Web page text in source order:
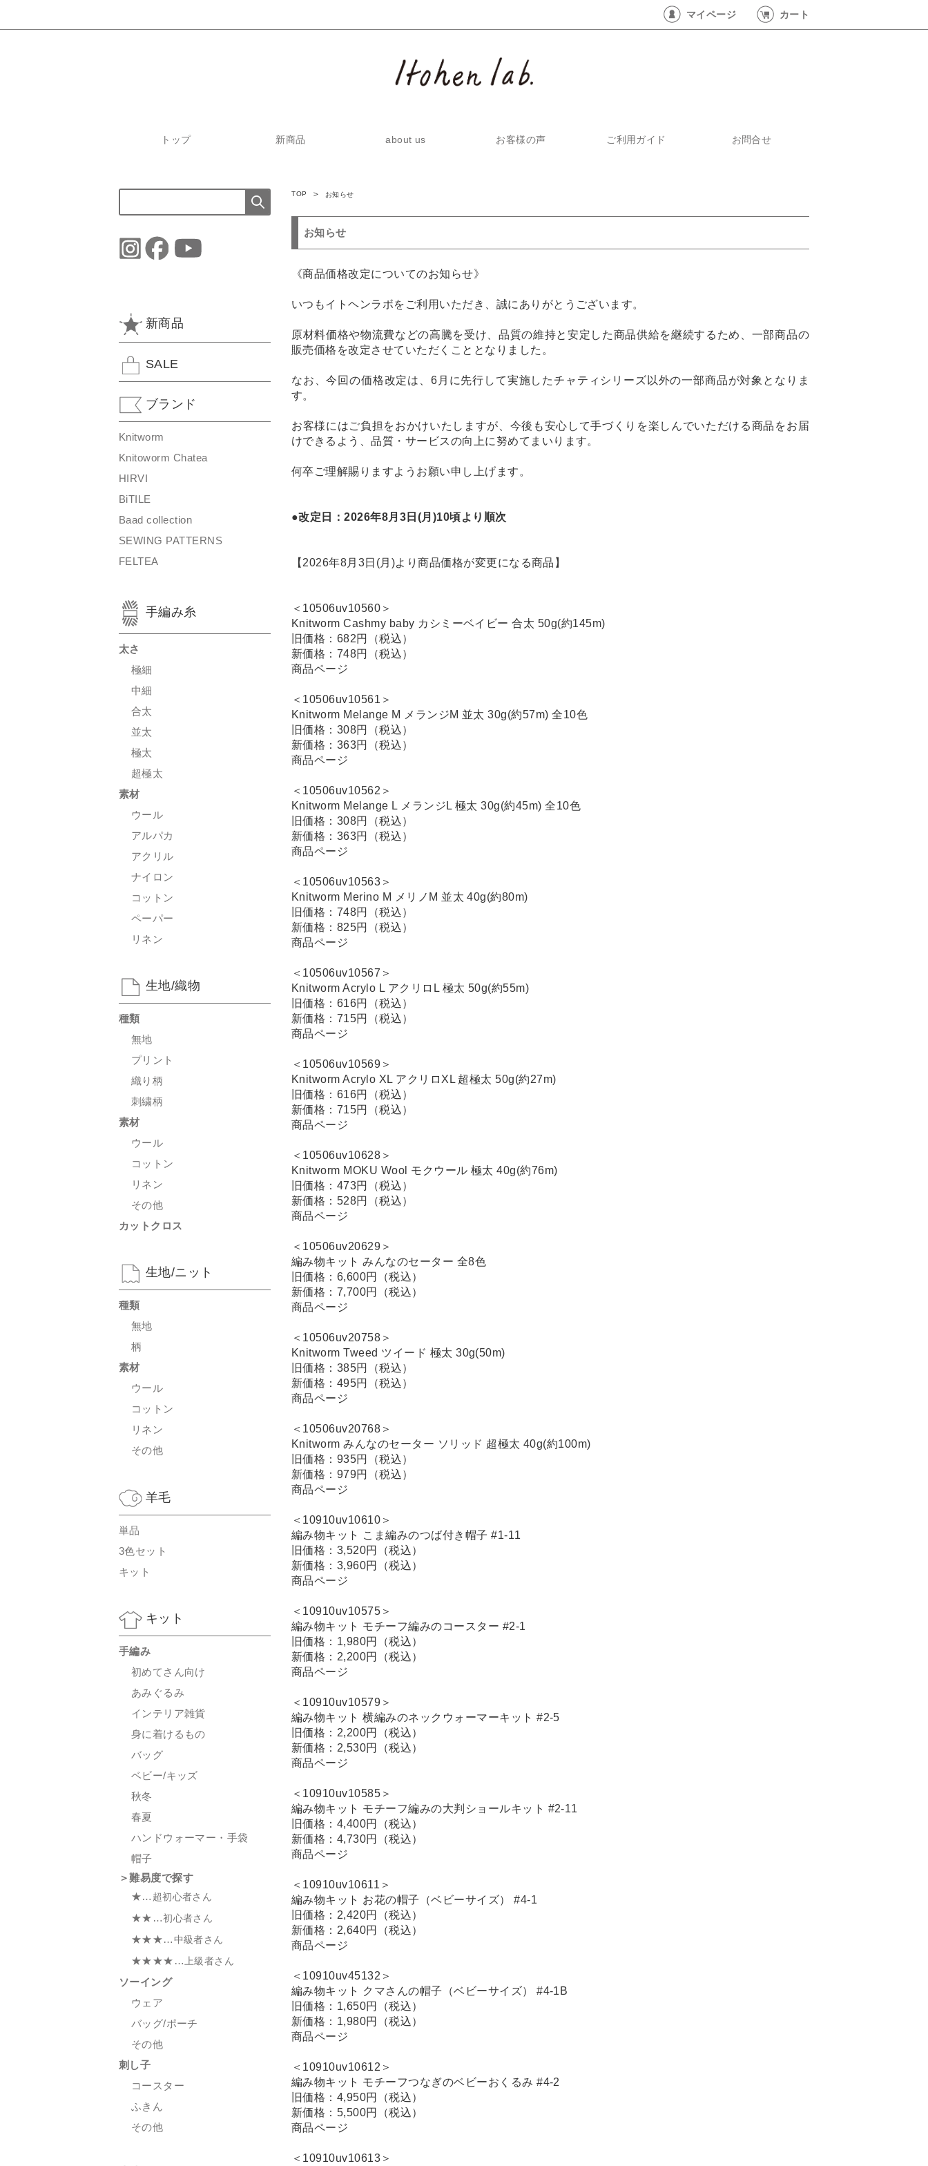
マイページ カート
トップ 新商品 about us お客様の声 ご利用ガイド お問合せ
TOP お知らせ
お知らせ
《商品価格改定についてのお知らせ》
いつもイトヘンラボをご利用いただき、誠にありがとうございます。
原材料価格や物流費などの高騰を受け、品質の維持と安定した商品供給を継続するため、一部商品の
販売価格を改定させていただくこととなりました。
なお、今回の価格改定は、6月に先行して実施したチャティシリーズ以外の一部商品が対象となりま
す。
お客様にはご負担をおかけいたしますが、今後も安心して手づくりを楽しんでいただける商品をお届
けできるよう、品質・サービスの向上に努めてまいります。
何卒ご理解賜りますようお願い申し上げます。
●改定日：2026年8月3日(月)10頃より順次
【2026年8月3日(月)より商品価格が変更になる商品】
＜10506uv10560＞
Knitworm Cashmy baby カシミーベイビー 合太 50g(約145m)
旧価格：682円（税込）
新価格：748円（税込）
商品ページ
＜10506uv10561＞
Knitworm Melange M メランジM 並太 30g(約57m) 全10色
旧価格：308円（税込）
新価格：363円（税込）
商品ページ
＜10506uv10562＞
Knitworm Melange L メランジL 極太 30g(約45m) 全10色
旧価格：308円（税込）
新価格：363円（税込）
商品ページ
＜10506uv10563＞
Knitworm Merino M メリノM 並太 40g(約80m)
旧価格：748円（税込）
新価格：825円（税込）
商品ページ
＜10506uv10567＞
Knitworm Acrylo L アクリロL 極太 50g(約55m)
旧価格：616円（税込）
新価格：715円（税込）
商品ページ
＜10506uv10569＞
Knitworm Acrylo XL アクリロXL 超極太 50g(約27m)
旧価格：616円（税込）
新価格：715円（税込）
商品ページ
＜10506uv10628＞
Knitworm MOKU Wool モクウール 極太 40g(約76m)
旧価格：473円（税込）
新価格：528円（税込）
商品ページ
＜10506uv20629＞
編み物キット みんなのセーター 全8色
旧価格：6,600円（税込）
新価格：7,700円（税込）
商品ページ
＜10506uv20758＞
Knitworm Tweed ツイード 極太 30g(50m)
旧価格：385円（税込）
新価格：495円（税込）
商品ページ
＜10506uv20768＞
Knitworm みんなのセーター ソリッド 超極太 40g(約100m)
旧価格：935円（税込）
新価格：979円（税込）
商品ページ
＜10910uv10610＞
編み物キット こま編みのつば付き帽子 #1-11
旧価格：3,520円（税込）
新価格：3,960円（税込）
商品ページ
＜10910uv10575＞
編み物キット モチーフ編みのコースター #2-1
旧価格：1,980円（税込）
新価格：2,200円（税込）
商品ページ
＜10910uv10579＞
編み物キット 横編みのネックウォーマーキット #2-5
旧価格：2,200円（税込）
新価格：2,530円（税込）
商品ページ
＜10910uv10585＞
編み物キット モチーフ編みの大判ショールキット #2-11
旧価格：4,400円（税込）
新価格：4,730円（税込）
商品ページ
＜10910uv10611＞
編み物キット お花の帽子（ベビーサイズ） #4-1
旧価格：2,420円（税込）
新価格：2,640円（税込）
商品ページ
＜10910uv45132＞
編み物キット クマさんの帽子（ベビーサイズ） #4-1B
旧価格：1,650円（税込）
新価格：1,980円（税込）
商品ページ
＜10910uv10612＞
編み物キット モチーフつなぎのベビーおくるみ #4-2
旧価格：4,950円（税込）
新価格：5,500円（税込）
商品ページ
＜10910uv10613＞
新商品
SALE
ブランド
Knitworm
Knitoworm Chatea
HIRVI
BiTILE
Baad collection
SEWING PATTERNS
FELTEA
手編み糸
太さ
極細
中細
合太
並太
極太
超極太
素材
ウール
アルパカ
アクリル
ナイロン
コットン
ペーパー
リネン
生地/織物
種類
無地
プリント
織り柄
刺繍柄
素材
ウール
コットン
リネン
その他
カットクロス
生地/ニット
種類
無地
柄
素材
ウール
コットン
リネン
その他
羊毛
単品
3色セット
キット
キット
手編み
初めてさん向け
あみぐるみ
インテリア雑貨
身に着けるもの
バッグ
ベビー/キッズ
秋冬
春夏
ハンドウォーマー・手袋
帽子
＞難易度で探す
★… 超初心者さん
★★…初心者さん
★★★… 中級者さん
★★★★… 上級者さん
ソーイング
ウェア
バッグ/ポーチ
その他
刺し子
コースター
ふきん
その他